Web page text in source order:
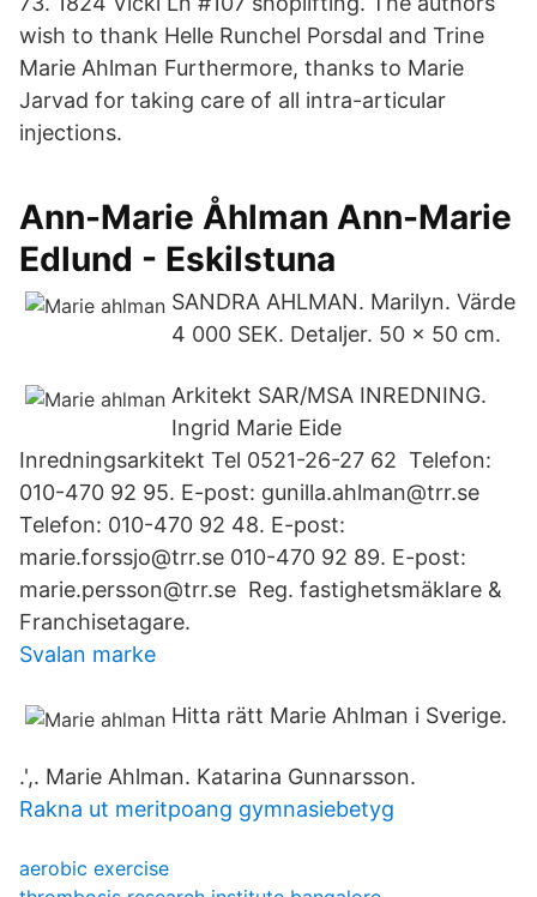
wish to thank Helle Runchel Porsdal and Trine
Marie Ahlman Furthermore, thanks to Marie
Jarvad for taking care of all intra-articular
injections.
Ann-Marie Åhlman Ann-Marie
Edlund - Eskilstuna
SANDRA AHLMAN. Marilyn. Värde
4 000 SEK. Detaljer. 50 x 50 cm.
Arkitekt SAR/​MSA INREDNING.
Ingrid Marie Eide
Inredningsarkitekt Tel 0521-26-27 62 Telefon:
010-470 92 95. E-post: gunilla.ahlman@trr.se
Telefon: 010-470 92 48. E-post:
marie.forssjo@trr.se 010-470 92 89. E-post:
marie.persson@trr.se Reg. fastighetsmäklare &
Franchisetagare.
Svalan marke
Hitta rätt Marie Ahlman i Sverige.
.',. Marie Ahlman. Katarina Gunnarsson.
Rakna ut meritpoang gymnasiebetyg
aerobic exercise